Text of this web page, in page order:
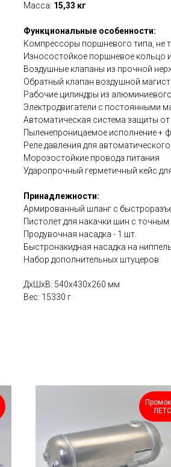
Масса: 15,33 кг
Функциональные особенности:
Компрессоры поршневого типа, не
Износостойкое поршневое кольцо
Воздушные клапаны из прочной
Обратный клапан воздушной
Рабочие цилиндры из
Электродвигатели с постоянными
Автоматическая система защиты от
Пыленепроницаемое исполнение +
Реле давления для
Морозостойкие провода питания
Ударопрочный герметичный кейс
Принадлежности:
Армированный шланг с
Пистолет для накачки шин с
Продувочная насадка - 1 шт.
Быстронакидная насадка на
Набор дополнительных штуцеров
ДxШxВ: 540x430x260 мм
Вес: 15330 г
ЛЕТО